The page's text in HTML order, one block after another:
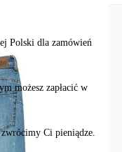
Polski dla zamówień
możesz zapłacić w
Ci pieniądze.